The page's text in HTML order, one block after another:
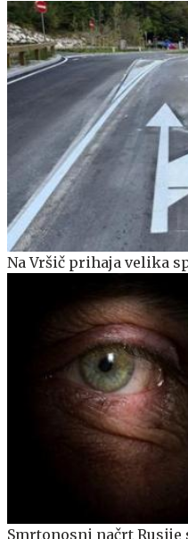
Na Vršič prihaja velika
Smrtonosni načrt